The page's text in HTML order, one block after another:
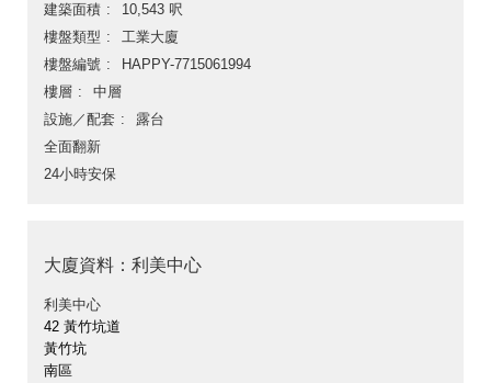
建築面積
10,543 呎
樓盤類型
工業大廈
樓盤編號
HAPPY-7715061994
樓層
中層
設施／配套
露台
全面翻新
24小時安保
大廈資料：利美中心
利美中心
42 黃竹坑道
黃竹坑
南區